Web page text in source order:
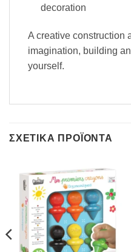
decoration
A creative construction
imagination, building
yourself.
ΣΧΕΤΙΚΆ ΠΡΟΪΌΝΤΑ